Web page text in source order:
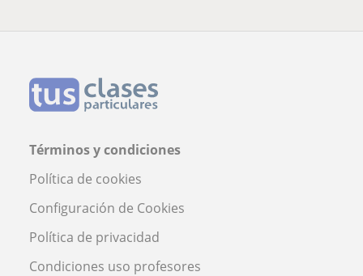
Términos y condiciones
Política de cookies
Configuración de Cookies
Política de privacidad
Condiciones uso profesores